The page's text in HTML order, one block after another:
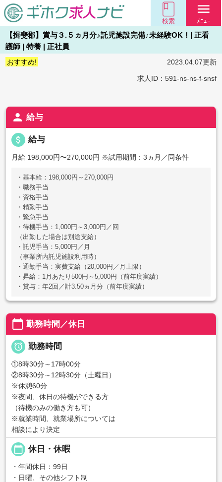
検索
menu
ﾒﾆｭｰ
【揖斐郡】賞与３.５ヵ月分♪託児施設完備♪未経験OK！| 正看
護師 | 特養 | 正社員
おすすめ! 2023.04.07更新
求人ID：591-ns-ns-f-snsf
person 給与
attach_money 給与
月給 198,000円〜270,000円 ※試用期間：3ヵ月／同条件
・基本給：198,000円～270,000円
・職務手当
・資格手当
・精勤手当
・緊急手当
・待機手当：1,000円～3,000円／回
（出勤した場合は別途支給）
・託児手当：5,000円／月
（事業所内託児施設利用時）
・通勤手当：実費支給（20,000円／月上限）
・昇給：1月あたり500円～5,000円（前年度実績）
・賞与：年2回／計3.50ヵ月分（前年度実績）
calendar_today 勤務時間／休日
 勤務時間
①8時30分～17時00分
②8時30分～12時30分（土曜日）
※休憩60分
※夜間、休日の待機ができる方
（待機のみの働き方も可）
※就業時間、就業場所については
相談により決定
calendar_today 休日・休暇
・年間休日：99日
・日曜、その他シフト制